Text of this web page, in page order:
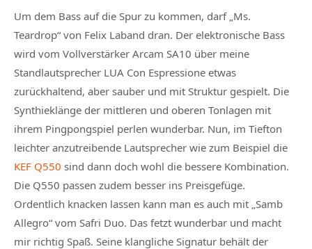
Um dem Bass auf die Spur zu kommen, darf „Ms.
Teardrop“ von Felix Laband dran. Der elektronische Bass
wird vom Vollverstärker Arcam SA10 über meine
Standlautsprecher LUA Con Espressione etwas
zurückhaltend, aber sauber und mit Struktur gespielt. Die
Synthieklänge der mittleren und oberen Tonlagen mit
ihrem Pingpongspiel perlen wunderbar. Nun, im Tiefton
leichter anzutreibende Lautsprecher wie zum Beispiel die
KEF Q550 sind dann doch wohl die bessere Kombination.
Die Q550 passen zudem besser ins Preisgefüge.
Ordentlich knacken lassen kann man es auch mit „Samb
Allegro“ vom Safri Duo. Das fetzt wunderbar und macht
mir richtig Spaß. Seine klangliche Signatur behält der